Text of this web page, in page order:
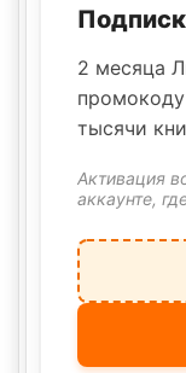
2 месяца
тысячи
Активация
аккаунте,